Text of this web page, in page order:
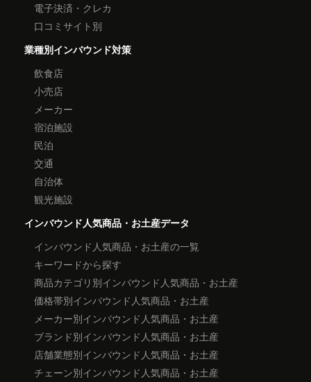
電子決済・クレカ
口コミサイト別
業種別インバウンド対策
飲食店
小売店
メーカー
宿泊施設
民泊
交通
自治体
観光施設
インバウンド人気商品・お土産データ
インバウンド人気商品・お土産の一覧
キーワードから探す
商品カテゴリ別インバウンド人気商品・お土産
価格帯別インバウンド人気商品・お土産
メーカー別インバウンド人気商品・お土産
ブランド別インバウンド人気商品・お土産
店舗業態別インバウンド人気商品・お土産
チェーン別インバウンド人気商品・お土産